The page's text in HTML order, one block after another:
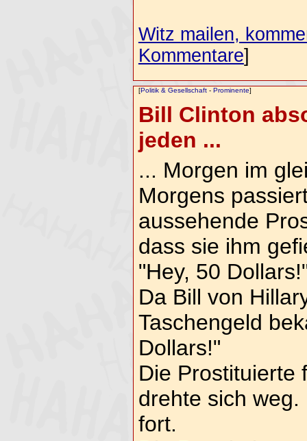
Witz mailen,
Kommentare]
[Politik & Gesellschaft- Prominente]
Bill Clinton
jeden ...
... Morgen im
Morgens
aussehende
dass sie ihm
"Hey, 50
Da Bill von
Taschengeld
Dollars!"
Die Prostituierte
drehte sich
fort.